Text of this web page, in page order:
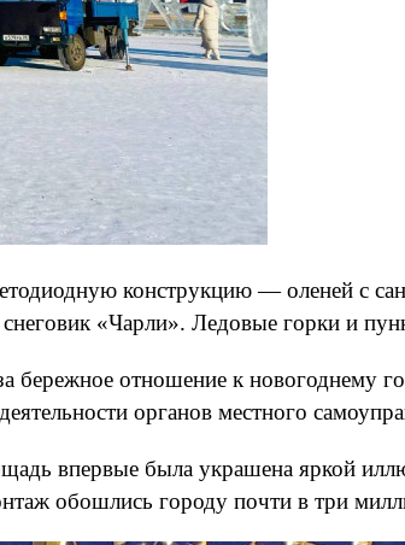
конструкцию — оленей с
«Чарли». Ледовые горки и
бережное отношение к новогоднему
органов местного
впервые была украшена яркой
обошлись городу почти в три